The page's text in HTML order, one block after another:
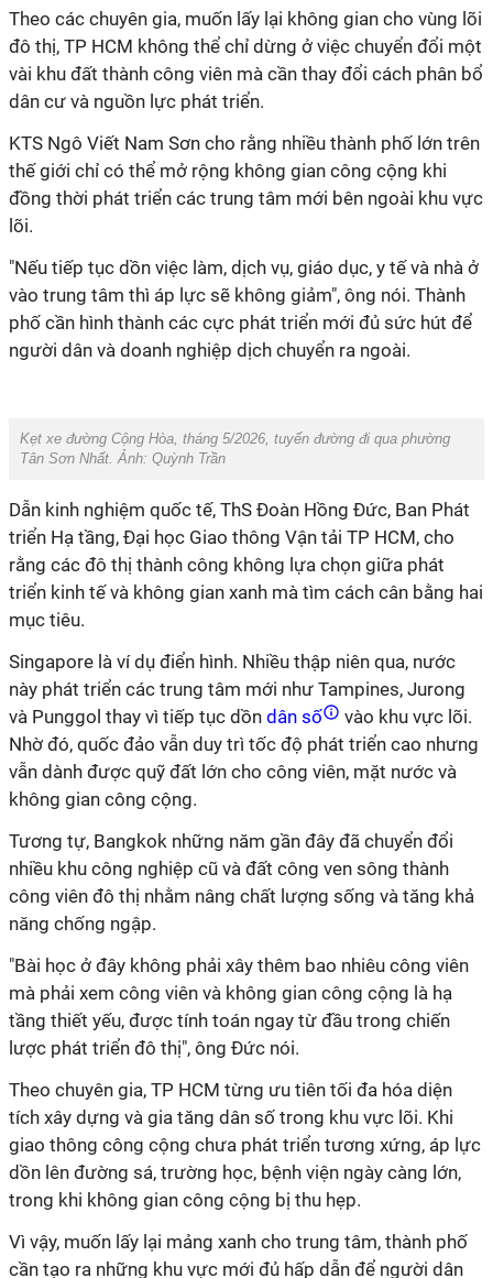
Theo các chuyên gia, muốn lấy lại không gian cho vùng lõi
đô thị, TP HCM không thể chỉ dừng ở việc chuyển đổi một
vài khu đất thành công viên mà cần thay đổi cách phân bổ
dân cư và nguồn lực phát triển.
KTS Ngô Viết Nam Sơn cho rằng nhiều thành phố lớn trên
thế giới chỉ có thể mở rộng không gian công cộng khi
đồng thời phát triển các trung tâm mới bên ngoài khu vực
lõi.
"Nếu tiếp tục dồn việc làm, dịch vụ, giáo dục, y tế và nhà ở
vào trung tâm thì áp lực sẽ không giảm", ông nói. Thành
phố cần hình thành các cực phát triển mới đủ sức hút để
người dân và doanh nghiệp dịch chuyển ra ngoài.
Kẹt xe đường Cộng Hòa, tháng 5/2026, tuyến đường đi qua phường
Tân Sơn Nhất. Ảnh: Quỳnh Trần
Dẫn kinh nghiệm quốc tế, ThS Đoàn Hồng Đức, Ban Phát
triển Hạ tầng, Đại học Giao thông Vận tải TP HCM, cho
rằng các đô thị thành công không lựa chọn giữa phát
triển kinh tế và không gian xanh mà tìm cách cân bằng hai
mục tiêu.
Singapore là ví dụ điển hình. Nhiều thập niên qua, nước
này phát triển các trung tâm mới như Tampines, Jurong
và Punggol thay vì tiếp tục dồn dân số
vào khu vực lõi.
Nhờ đó, quốc đảo vẫn duy trì tốc độ phát triển cao nhưng
vẫn dành được quỹ đất lớn cho công viên, mặt nước và
không gian công cộng.
Tương tự, Bangkok những năm gần đây đã chuyển đổi
nhiều khu công nghiệp cũ và đất công ven sông thành
công viên đô thị nhằm nâng chất lượng sống và tăng khả
năng chống ngập.
"Bài học ở đây không phải xây thêm bao nhiêu công viên
mà phải xem công viên và không gian công cộng là hạ
tầng thiết yếu, được tính toán ngay từ đầu trong chiến
lược phát triển đô thị", ông Đức nói.
Theo chuyên gia, TP HCM từng ưu tiên tối đa hóa diện
tích xây dựng và gia tăng dân số trong khu vực lõi. Khi
giao thông công cộng chưa phát triển tương xứng, áp lực
dồn lên đường sá, trường học, bệnh viện ngày càng lớn,
trong khi không gian công cộng bị thu hẹp.
Vì vậy, muốn lấy lại mảng xanh cho trung tâm, thành phố
cần tạo ra những khu vực mới đủ hấp dẫn để người dân